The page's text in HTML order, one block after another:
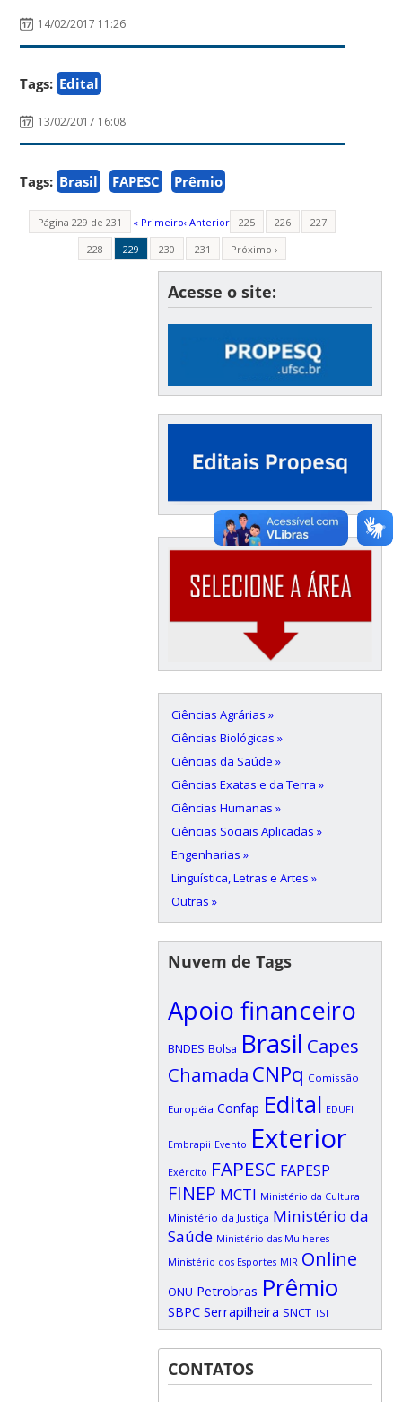
14/02/2017 11:26
Tags: Edital
13/02/2017 16:08
Tags: Brasil FAPESC Prêmio
Página 229 de 231 « Primeiro‹ Anterior 225 226
227
228
229 230 231 Próximo ›
Acesse o site:
Ciências Agrárias »
Ciências Biológicas »
Ciências da Saúde »
Ciências Exatas e da Terra »
Ciências Humanas »
Ciências Sociais Aplicadas »
Engenharias »
Linguística, Letras e Artes »
Outras »
Nuvem de Tags
Apoio financeiro
BNDES Bolsa Brasil Capes
Chamada CNPq Comissão
Européia Confap Edital EDUFI
Embrapii Evento Exterior
Exército FAPESC FAPESP
FINEP MCTI Ministério da Cultura
Ministério da Justiça Ministério da
Saúde Ministério das Mulheres
Ministério dos Esportes MIR Online
ONU Petrobras Prêmio
SBPC Serrapilheira SNCT TST
CONTATOS